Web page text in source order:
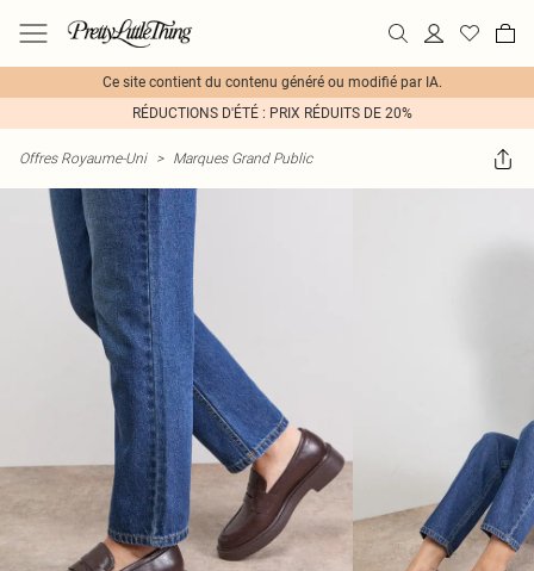
Ce site contient du contenu généré ou modifié par IA.
RÉDUCTIONS D'ÉTÉ : PRIX RÉDUITS DE 20%
Offres Royaume-Uni > Marques Grand Public